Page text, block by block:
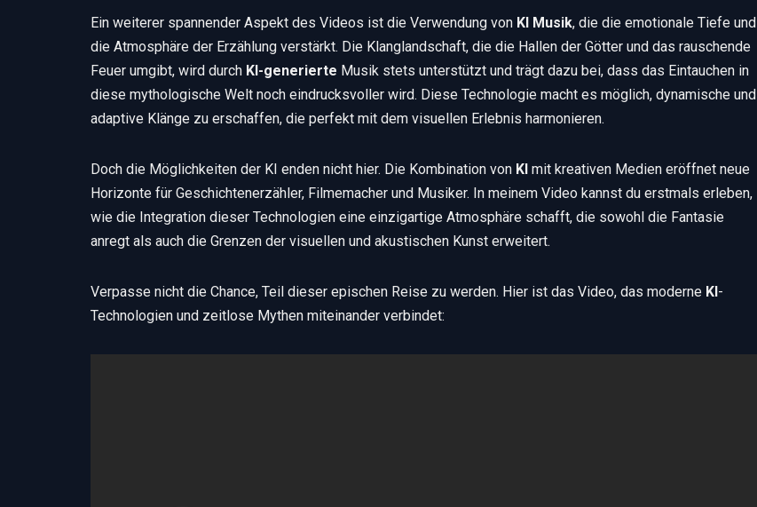
Ein weiterer spannender Aspekt des Videos ist die Verwendung von KI Musik, die die emotionale Tiefe und
die Atmosphäre der Erzählung verstärkt. Die Klanglandschaft, die die Hallen der Götter und das rauschende
Feuer umgibt, wird durch KI-generierte Musik stets unterstützt und trägt dazu bei, dass das Eintauchen in
diese mythologische Welt noch eindrucksvoller wird. Diese Technologie macht es möglich, dynamische und
adaptive Klänge zu erschaffen, die perfekt mit dem visuellen Erlebnis harmonieren.
Doch die Möglichkeiten der KI enden nicht hier. Die Kombination von KI mit kreativen Medien eröffnet neue
Horizonte für Geschichtenerzähler, Filmemacher und Musiker. In meinem Video kannst du erstmals erleben,
wie die Integration dieser Technologien eine einzigartige Atmosphäre schafft, die sowohl die Fantasie
anregt als auch die Grenzen der visuellen und akustischen Kunst erweitert.
Verpasse nicht die Chance, Teil dieser epischen Reise zu werden. Hier ist das Video, das moderne KI-
Technologien und zeitlose Mythen miteinander verbindet: